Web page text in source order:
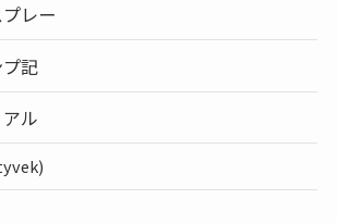
レー
記
ル